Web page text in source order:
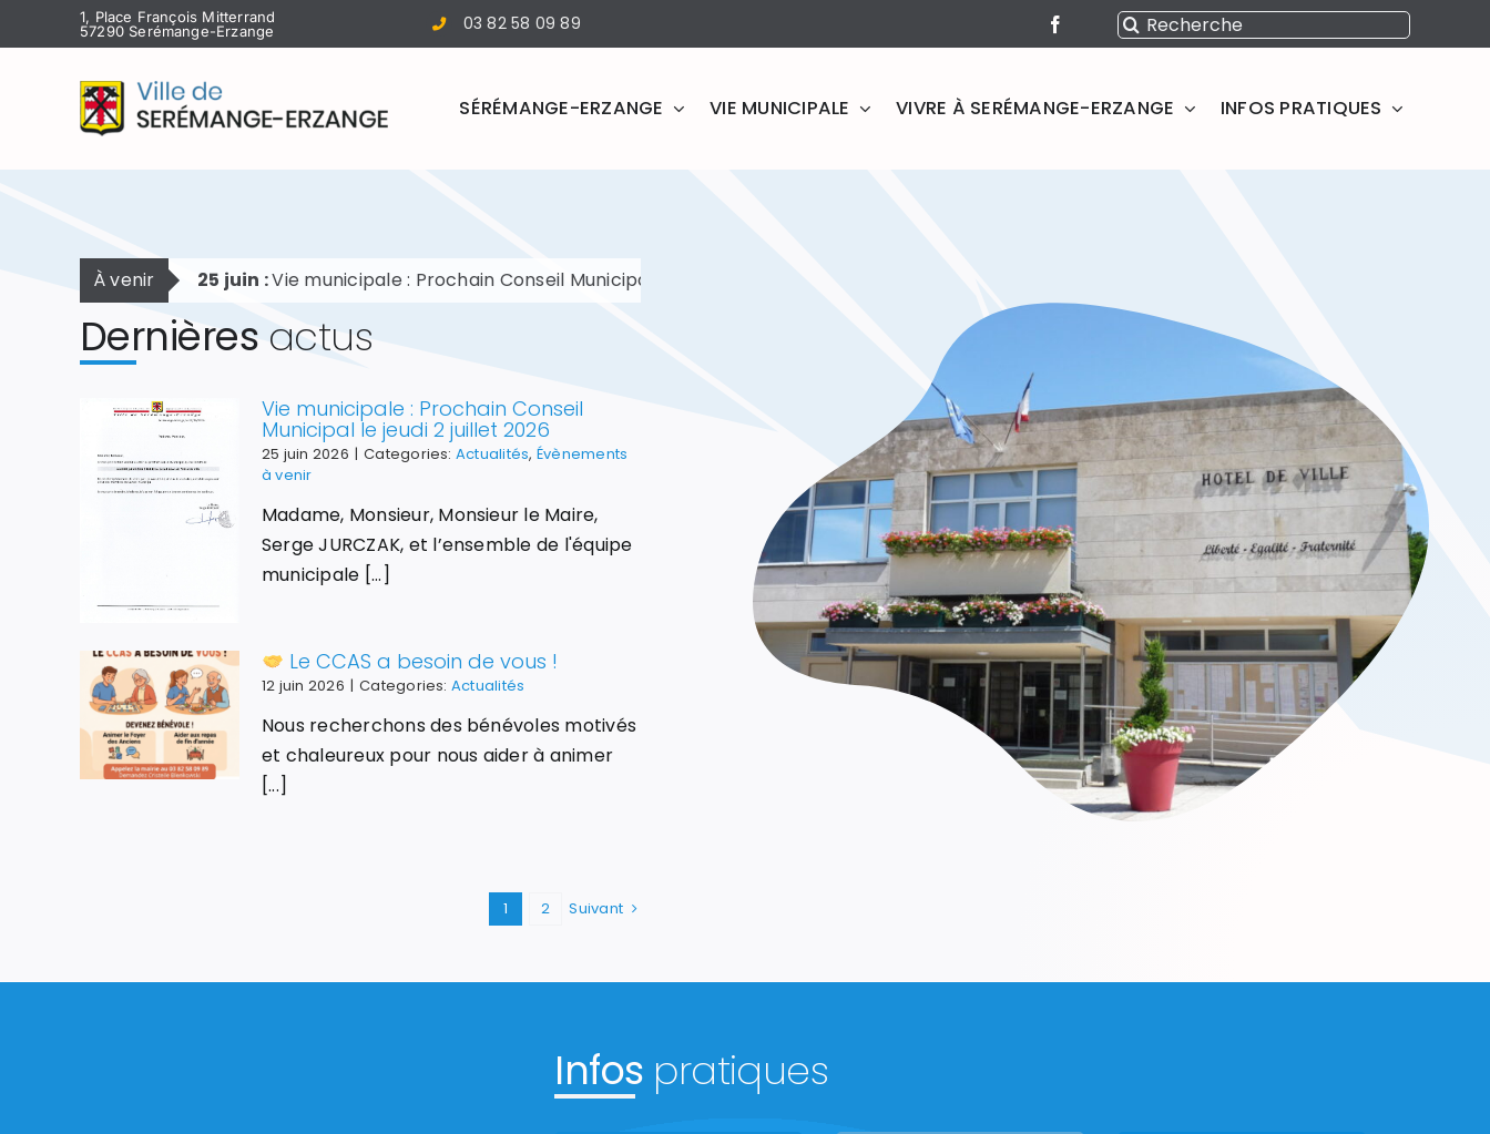
au
1, Place François Mitterrand
57290 Serémange-Erzange
03 82 58 09 89 Rechercher:
SÉRÉMANGE-ERZANGE VIE MUNICIPALE VIVRE À SERÉMANGE-ERZANGE INFOS PRATIQUES
À venir
25 juin : Vie municipale : Prochain Conseil Municipal le jeudi 2 juillet 2026
Dernières actus
Vie municipale : Prochain Conseil
Municipal le jeudi 2 juillet 2026
25 juin 2026 | Categories: Actualités, Évènements
à venir
Madame, Monsieur, Monsieur le Maire,
Serge JURCZAK, et l’ensemble de l'équipe
municipale [...]
Le CCAS a besoin de vous !
12 juin 2026 | Categories: Actualités
Nous recherchons des bénévoles motivés
et chaleureux pour nous aider à animer
[...]
1 2 Suivant
Infos pratiques